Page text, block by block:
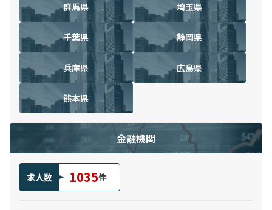
群馬県 埼玉県
千葉県 静岡県
兵庫県 広島県
熊本県
金融機関
求人数 1035件